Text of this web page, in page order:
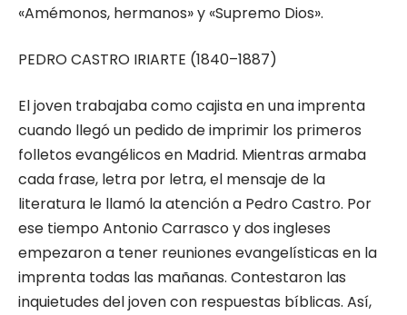
«Amémonos, hermanos» y «Supremo Dios».
PEDRO CASTRO IRIARTE (1840–1887)
El joven trabajaba como cajista en una imprenta
cuando llegó un pedido de imprimir los primeros
folletos evangélicos en Madrid. Mientras armaba
cada frase, letra por letra, el mensaje de la
literatura le llamó la atención a Pedro Castro. Por
ese tiempo Antonio Carrasco y dos ingleses
empezaron a tener reuniones evangelísticas en la
imprenta todas las mañanas. Contestaron las
inquietudes del joven con respuestas bíblicas. Así,